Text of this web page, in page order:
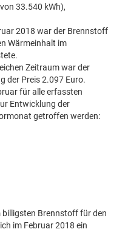
33.540 kWh),
2018 war der Brennstoff
Wärmeinhalt im
Zeitraum war der
der Preis 2.097 Euro.
für alle erfassten
Entwicklung der
getroffen werden:
billigsten Brennstoff für den
im Februar 2018 ein